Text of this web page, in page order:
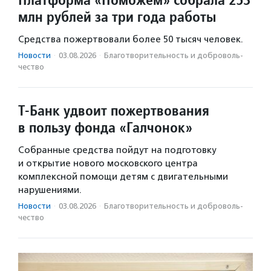
млн рублей за три года работы
Средства пожертвовали более 50 тысяч человек.
Новости · 03.08.2026 · Благотвори­тель­ность и доброволь­
чест­во
Т-Банк удвоит пожертвования
в пользу фонда «Галчонок»
Собранные средства пойдут на подготовку
и открытие нового московского центра
комплексной помощи детям с двигательными
нарушениями.
Новости · 03.08.2026 · Благотвори­тель­ность и доброволь­
чест­во